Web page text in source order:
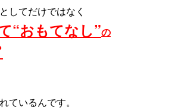
してだけではなく
“おもてなし”の
ているんです。